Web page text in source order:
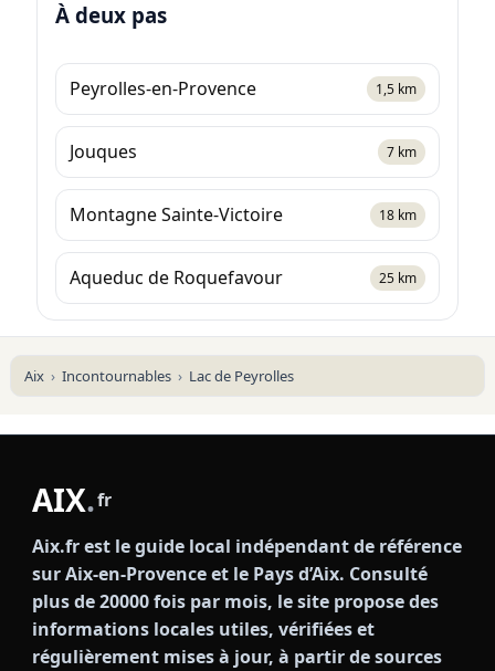
À deux pas
Peyrolles-en-Provence 1,5 km
Jouques 7 km
Montagne Sainte-Victoire 18 km
Aqueduc de Roquefavour 25 km
Aix Incontournables Lac de Peyrolles
AIX.fr
Aix.fr est le guide local indépendant de référence
sur Aix-en-Provence et le Pays d’Aix. Consulté
plus de 20000 fois par mois, le site propose des
informations locales utiles, vérifiées et
régulièrement mises à jour, à partir de sources